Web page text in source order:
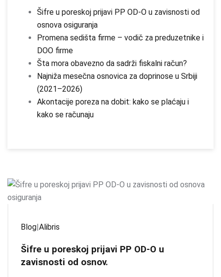
Šifre u poreskoj prijavi PP OD-O u zavisnosti od
osnova osiguranja
Promena sedišta firme – vodič za preduzetnike i
DOO firme
Šta mora obavezno da sadrži fiskalni račun?
Najniža mesečna osnovica za doprinose u Srbiji
(2021–2026)
Akontacije poreza na dobit: kako se plaćaju i
kako se računaju
Blog|Alibris
Šifre u poreskoj prijavi PP OD-O u
zavisnosti od osnov.